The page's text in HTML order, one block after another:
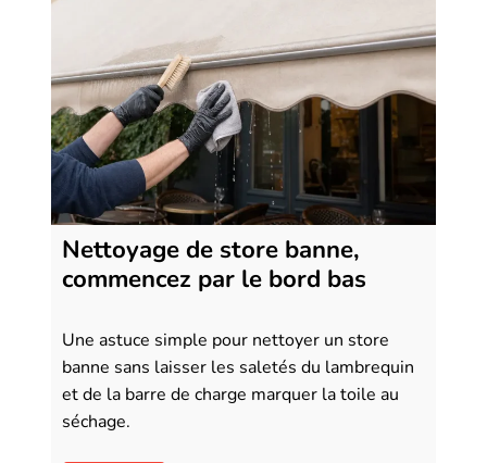
Nettoyage de store banne,
commencez par le bord bas
Une astuce simple pour nettoyer un store
banne sans laisser les saletés du lambrequin
et de la barre de charge marquer la toile au
séchage.